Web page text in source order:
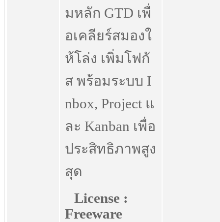
มหลัก GTD เพื่
อเคลียร์สมองใ
ห้โล่ง เพิ่มโฟกั
ส พร้อมระบบ I
nbox, Project แ
ละ Kanban เพื่อ
ประสิทธิภาพสูง
สุด
License :
Freeware